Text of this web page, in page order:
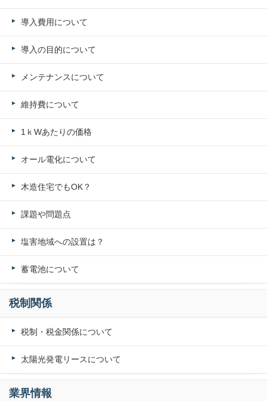
導入費用について
導入の目的について
メンテナンスについて
維持費について
1ｋWあたりの価格
オール電化について
木造住宅でもOK？
課題や問題点
塩害地域への設置は？
蓄電池について
税制関係
税制・税金関係について
太陽光発電リースについて
業界情報